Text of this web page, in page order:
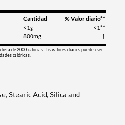
Cantidad
% Valor diario**
<1g
<1**
800mg †
de 2000 calorias. Tus valores diarios pueden ser
calóricas.
Stearic Acid, Silica and